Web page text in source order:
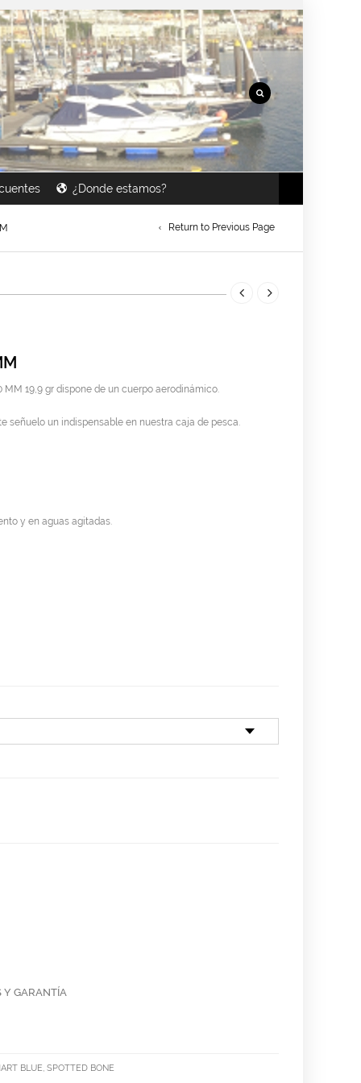
¿Donde estamos?
Return to Previous Page
MM 19,9 gr dispone de un cuerpo aerodinámico.
señuelo un indispensable en nuestra caja de pesca.
y en aguas agitadas.
Y GARANTÍA
BLUE, SPOTTED BONE